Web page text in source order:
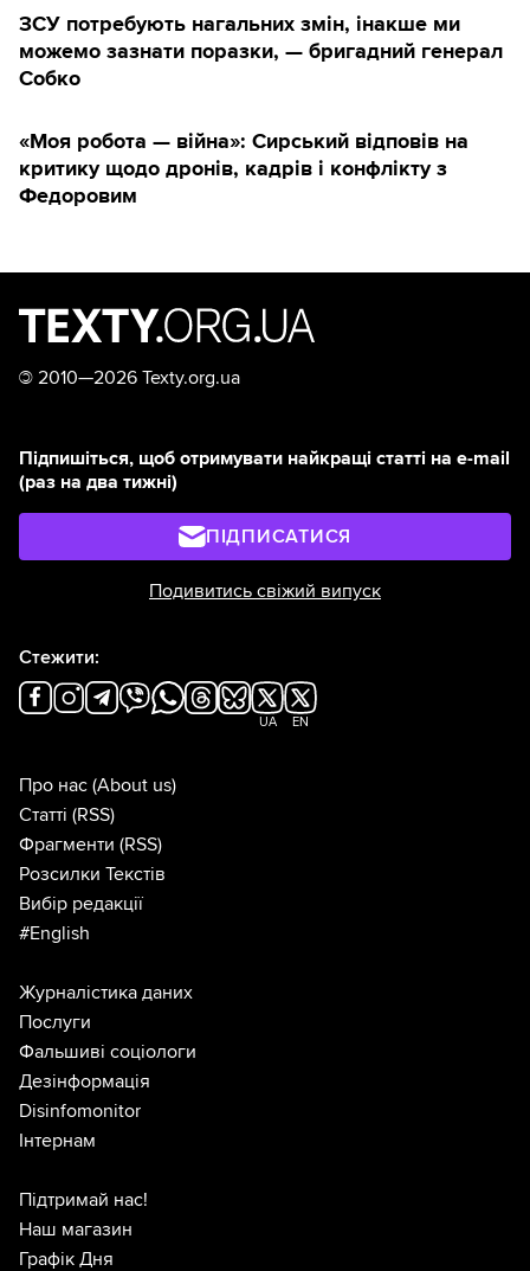
ЗСУ потребують нагальних змін, інакше ми
можемо зазнати поразки, — бригадний генерал
Собко
«Моя робота — війна»: Сирський відповів на
критику щодо дронів, кадрів і конфлікту з
Федоровим
© 2010—2026 Texty.org.ua
Підпишіться, щоб отримувати найкращі статті на e-mail
(раз на два тижні)
ПІДПИСАТИСЯ
Подивитись свіжий випуск
Стежити:
UA EN
Про нас (About us)
Статті (RSS)
Фрагменти (RSS)
Розсилки Текстів
Вибір редакції
#English
Журналістика даних
Послуги
Фальшиві соціологи
Дезінформація
Disinfomonitor
Інтернам
Підтримай нас!
Наш магазин
Графік Дня